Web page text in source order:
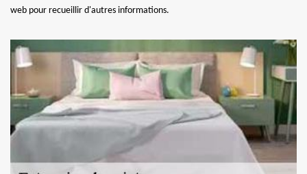
web pour recueillir d'autres informations.